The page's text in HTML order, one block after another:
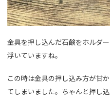
金具を押し込んだ石鹸をホルダ
浮いていますね。
この時は金具の押し込み方が甘
てしまいました。ちゃんと押し